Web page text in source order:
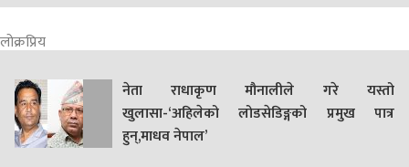
लोक्रप्रिय
नेता राधाकृण मौनालीले गरे यस्तो
खुलासा-‘अहिलेको लोडसेडिङ्गको प्रमुख पात्र
हुन्,माधव नेपाल’